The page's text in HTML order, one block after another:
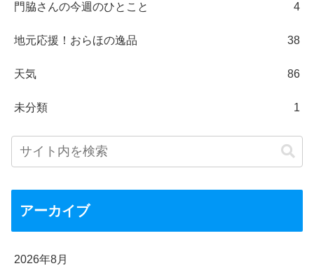
門脇さんの今週のひとこと 4
地元応援！おらほの逸品 38
天気 86
未分類 1
アーカイブ
2026年8月